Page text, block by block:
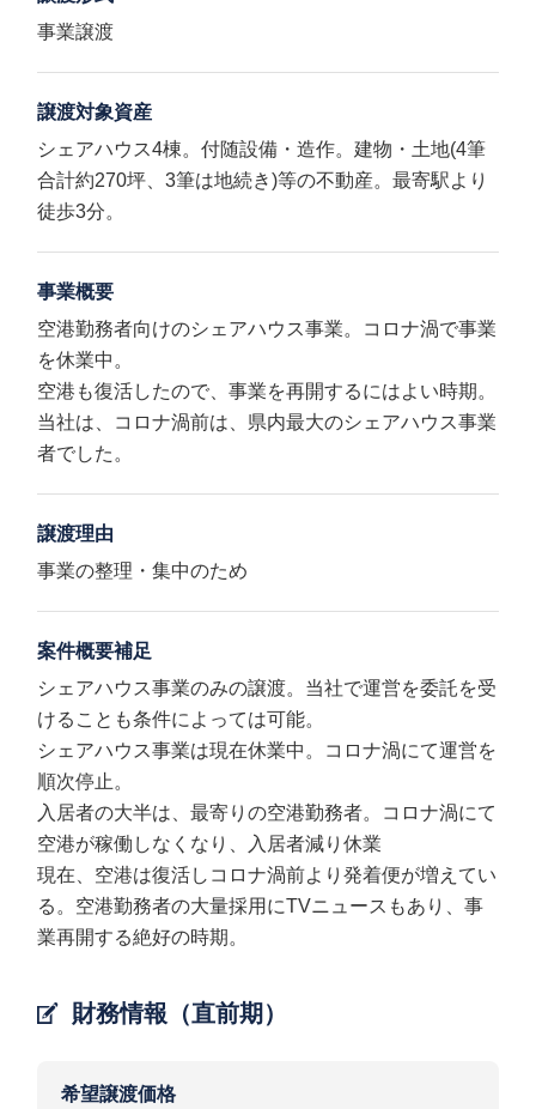
事業譲渡
譲渡対象資産
シェアハウス4棟。付随設備・造作。建物・土地(4筆
合計約270坪、3筆は地続き)等の不動産。最寄駅より
徒歩3分。
事業概要
空港勤務者向けのシェアハウス事業。コロナ渦で事業
を休業中。
空港も復活したので、事業を再開するにはよい時期。
当社は、コロナ渦前は、県内最大のシェアハウス事業
者でした。
譲渡理由
事業の整理・集中のため
案件概要補足
シェアハウス事業のみの譲渡。当社で運営を委託を受
けることも条件によっては可能。
シェアハウス事業は現在休業中。コロナ渦にて運営を
順次停止。
入居者の大半は、最寄りの空港勤務者。コロナ渦にて
空港が稼働しなくなり、入居者減り休業
現在、空港は復活しコロナ渦前より発着便が増えてい
る。空港勤務者の大量採用にTVニュースもあり、事
業再開する絶好の時期。
財務情報（直前期）
希望譲渡価格